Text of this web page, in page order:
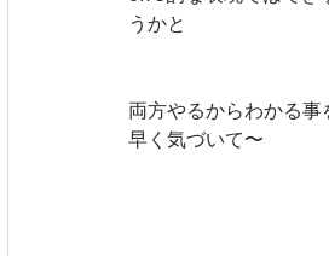
うかと
両方やるからわかる事
早く気づいて〜